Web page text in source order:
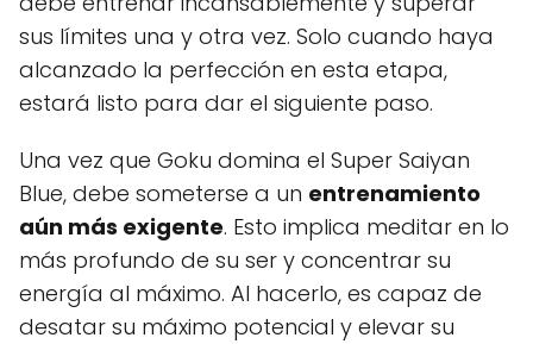
sus límites una y otra vez. Solo cuando haya
alcanzado la perfección en esta etapa,
estará listo para dar el siguiente paso.
Una vez que Goku domina el Super Saiyan
Blue, debe someterse a un entrenamiento
aún más exigente. Esto implica meditar en lo
más profundo de su ser y concentrar su
energía al máximo. Al hacerlo, es capaz de
desatar su máximo potencial y elevar su